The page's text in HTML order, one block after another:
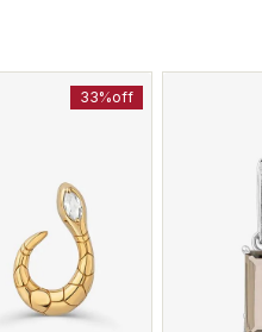
33%off